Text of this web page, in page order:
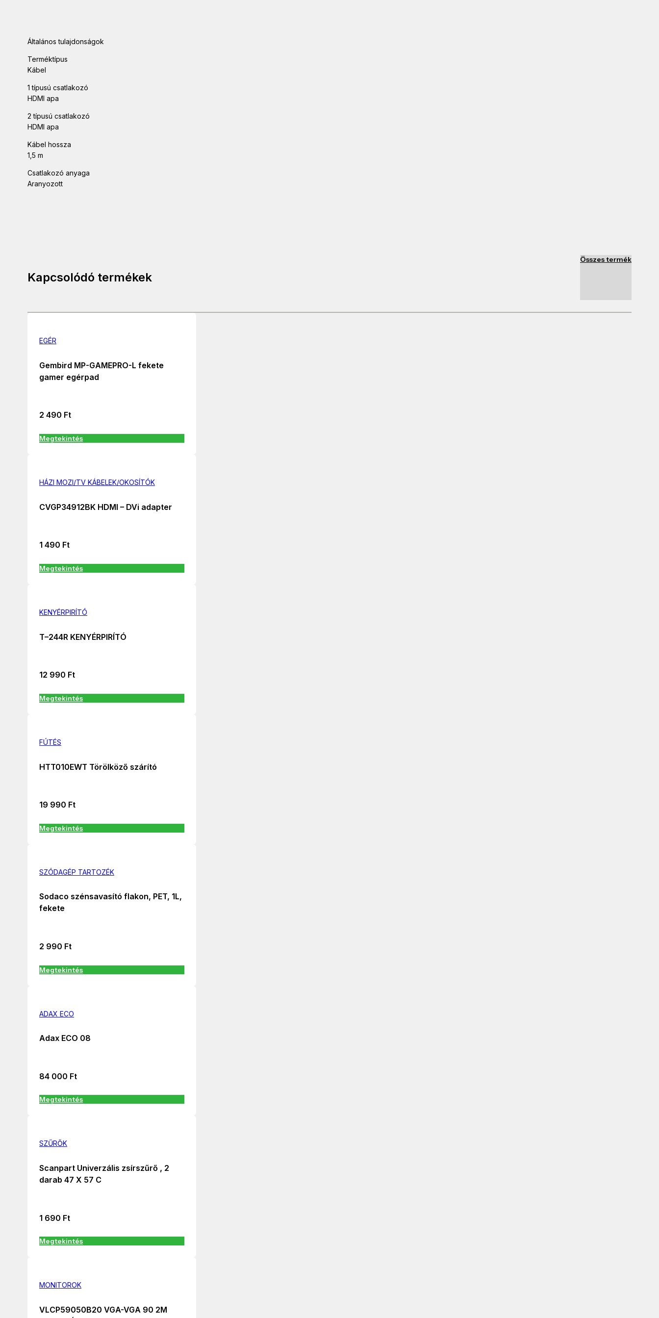
Általános tulajdonságok
Terméktípus
Kábel
1 típusú csatlakozó
HDMI apa
2 típusú csatlakozó
HDMI apa
Kábel hossza
1,5 m
Csatlakozó anyaga
Aranyozott
Kapcsolódó termékek
Összes termék
EGÉR
Gembird MP-GAMEPRO-L fekete
gamer egérpad
2 490 Ft
Megtekintés
HÁZI MOZI/TV KÁBELEK/OKOSÍTÓK
CVGP34912BK HDMI – DVi adapter
1 490 Ft
Megtekintés
KENYÉRPIRÍTÓ
T–244R KENYÉRPIRÍTÓ
12 990 Ft
Megtekintés
FÚTÉS
HTT010EWT Törölköző szárító
19 990 Ft
Megtekintés
SZÓDAGÉP TARTOZÉK
Sodaco szénsavasító flakon, PET, 1L,
fekete
2 990 Ft
Megtekintés
ADAX ECO
Adax ECO 08
84 000 Ft
Megtekintés
SZŰRŐK
Scanpart Univerzális zsírszűrő , 2
darab 47 X 57 C
1 690 Ft
Megtekintés
MONITOROK
VLCP59050B20 VGA-VGA 90 2M